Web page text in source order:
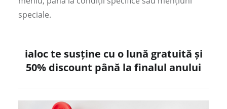
speciale.
ialoc te susține cu o lună gratuită și
50% discount până la finalul anului